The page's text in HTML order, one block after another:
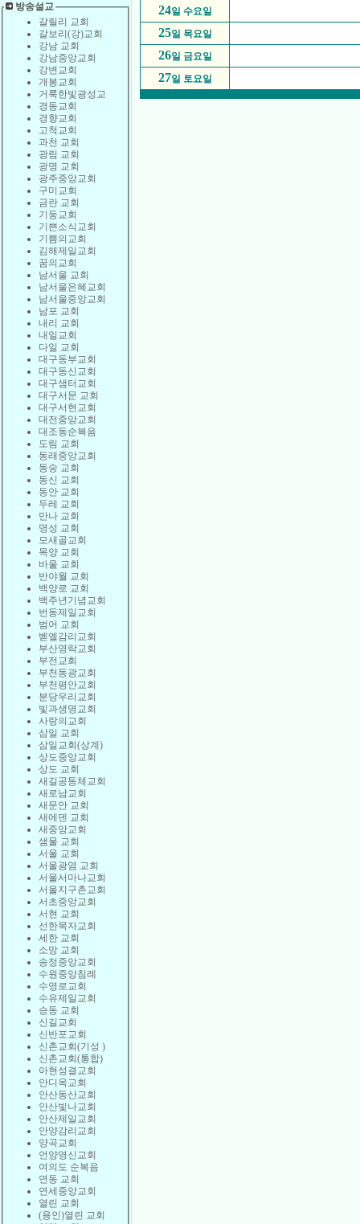
방송설교
갈릴리 교회
갈보리(강)교회
강남 교회
강남중앙교회
강변교회
개봉교회
거룩한빛광성교
경동교회
경향교회
고척교회
과천 교회
광림 교회
광명 교회
광주중앙교회
구미교회
금란 교회
기둥교회
기쁜소식교회
기쁨의교회
김해제일교회
꿈의교회
남서울 교회
남서울은혜교회
남서울중앙교회
남포 교회
내리 교회
내일교회
다일 교회
대구동부교회
대구동신교회
대구샘터교회
대구서문 교회
대구서현교회
대전중앙교회
대조동순복음
도림 교회
동래중앙교회
동숭 교회
동신 교회
동안 교회
두레 교회
만나 교회
명성 교회
모새골교회
목양 교회
바울 교회
반야월 교회
백양로 교회
백주년기념교회
번동제일교회
범어 교회
벧엘감리교회
부산영락교회
부전교회
부천동광교회
부천평안교회
분당우리교회
빛과생명교회
사랑의교회
삼일 교회
삼일교회(상계)
상도중앙교회
상도 교회
새길공동체교회
새로남교회
새문안 교회
새에덴 교회
새중앙교회
샘물 교회
서울 교회
서울광염 교회
서울서마나교회
서울지구촌교회
서초중앙교회
서현 교회
선한목자교회
세한 교회
소망 교회
송정중앙교회
수원중앙침례
수영로교회
수유제일교회
승동 교회
신길교회
신반포교회
신촌교회(기성 )
신촌교회(통합)
아현성결교회
안디옥교회
안산동산교회
안산빛나교회
안산제일교회
안양감리교회
양곡교회
언양영신교회
여의도 순복음
연동 교회
연세중앙교회
열린 교회
(용인)열린 교회
24일 수요일
25일 목요일
26일 금요일
27일 토요일